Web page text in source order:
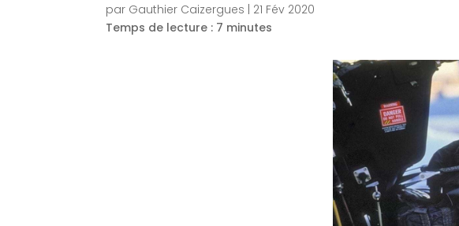
par Gauthier Caizergues | 21 Fév 2020
Temps de lecture : 7 minutes